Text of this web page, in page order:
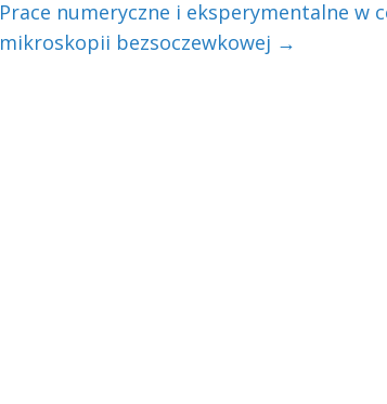
Prace numeryczne i eksperymentalne w
mikroskopii bezsoczewkowej →